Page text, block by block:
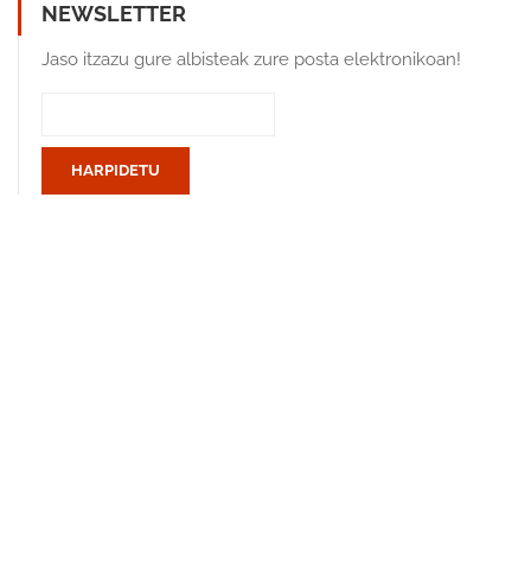
NEWSLETTER
Jaso itzazu gure albisteak zure posta elektronikoan!